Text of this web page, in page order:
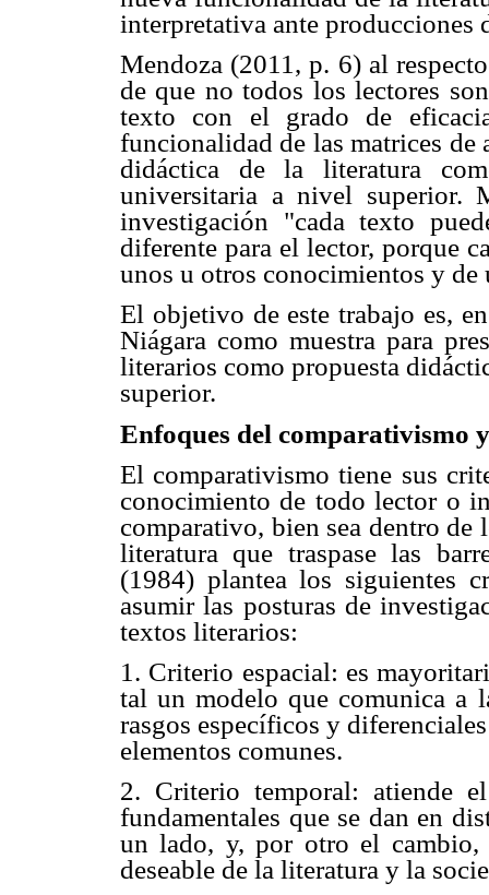
interpretativa ante
Mendoza (2011, p. 6) al
de que no todos los lectores
texto con el grado de
funcionalidad de las matrices
didáctica de la literatura
universitaria a nivel superior.
investigación "cada texto
diferente para el lector, porque
unos u otros conocimientos y de
El objetivo de este trabajo es,
Niágara como muestra para
literarios como propuesta
superior.
Enfoques del comparativismo
El comparativismo tiene sus
conocimiento de todo lector o
comparativo, bien sea dentro
literatura que traspase las
(1984) plantea los siguientes
asumir las posturas de
textos literarios:
1. Criterio espacial: es
tal un modelo que comunica a
rasgos específicos y
elementos comunes.
2. Criterio temporal: atiende
fundamentales que se dan en
un lado, y, por otro el cambio,
deseable de la literatura y la